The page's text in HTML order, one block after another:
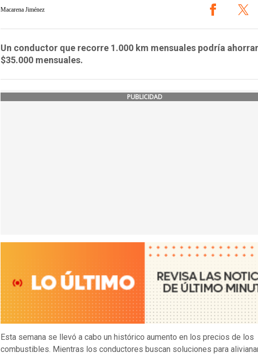
Macarena Jiménez
Un conductor que recorre 1.000 km mensuales podría
$35.000 mensuales.
PUBLICIDAD
Esta semana se llevó a cabo un histórico aumento en los precios de los
combustibles. Mientras los conductores buscan soluciones para